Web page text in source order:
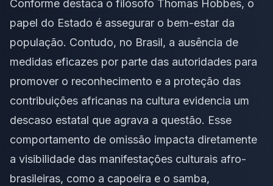
Conforme destaca o filósofo Thomas Hobbes, o
papel do Estado é assegurar o bem-estar da
população. Contudo, no Brasil, a ausência de
medidas eficazes por parte das autoridades para
promover o reconhecimento e a proteção das
contribuições africanas na cultura evidencia um
descaso estatal que agrava a questão. Esse
comportamento de omissão impacta diretamente
a visibilidade das manifestações culturais afro-
brasileiras, como a capoeira e o samba,